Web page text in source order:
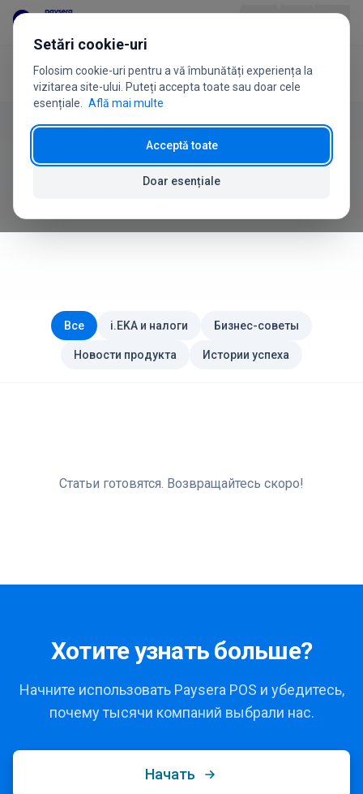
Sari la conținut
Produs
Industrii
Prețuri
Întrebări frecvente
+370 5 207 1558 Ai întrebări?
Acasă Blog
Блог Paysera POS
Все i.EKA и налоги Бизнес-советы
Новости продукта Истории успеха
Статьи готовятся. Возвращайтесь скоро!
Хотите узнать больше?
Начните использовать Paysera POS и убедитесь,
почему тысячи компаний выбрали нас.
Начать
Setări cookie-uri
Folosim cookie-uri pentru a vă îmbunătăți experiența la
vizitarea site-ului. Puteți accepta toate sau doar cele
esențiale.
Află mai multe
Doar esențiale
Acceptă toate